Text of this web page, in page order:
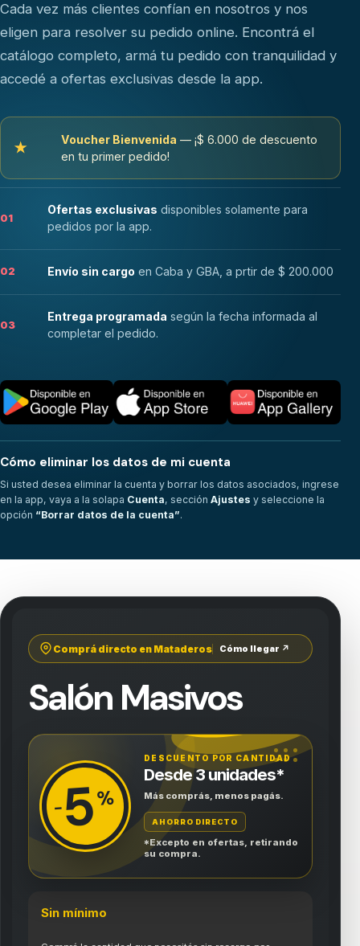
Cada vez más clientes confían en nosotros y nos
eligen para resolver su pedido online. Encontrá el
catálogo completo, armá tu pedido con tranquilidad y
accedé a ofertas exclusivas desde la app.
★
Voucher Bienvenida — ¡$ 6.000 de descuento
en tu primer pedido!
01
Ofertas exclusivas disponibles solamente para
pedidos por la app.
02 Envío sin cargo en Caba y GBA, a prtir de $ 200.000
03
Entrega programada según la fecha informada al
completar el pedido.
Cómo eliminar los datos de mi cuenta
Si usted desea eliminar la cuenta y borrar los datos asociados, ingrese
en la app, vaya a la solapa Cuenta, sección Ajustes y seleccione la
opción “Borrar datos de la cuenta”.
Comprá directo en Mataderos Cómo llegar ↗
Salón Masivos
-5%
DESCUENTO POR CANTIDAD
Desde 3 unidades*
Más comprás, menos pagás.
AHORRO DIRECTO
*Excepto en ofertas, retirando
su compra.
Sin mínimo